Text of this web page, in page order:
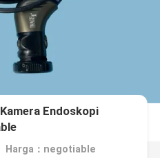
Endoskopi
Harga：negotiable